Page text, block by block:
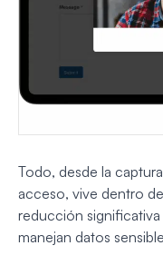
Todo, desde la
acceso, vive dentro
reducción
manejan datos